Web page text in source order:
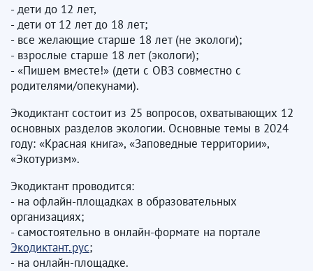
- дети до 12 лет,
- дети от 12 лет до 18 лет;
- все желающие старше 18 лет (не экологи);
- взрослые старше 18 лет (экологи);
- «Пишем вместе!» (дети с ОВЗ совместно с
родителями/опекунами).
Экодиктант состоит из 25 вопросов, охватывающих 12
основных разделов экологии. Основные темы в 2024
году: «Красная книга», «Заповедные территории»,
«Экотуризм».
Экодиктант проводится:
- на офлайн-площадках в образовательных
организациях;
- самостоятельно в онлайн-формате на портале
Экодиктант.рус;
- на онлайн-площадке.